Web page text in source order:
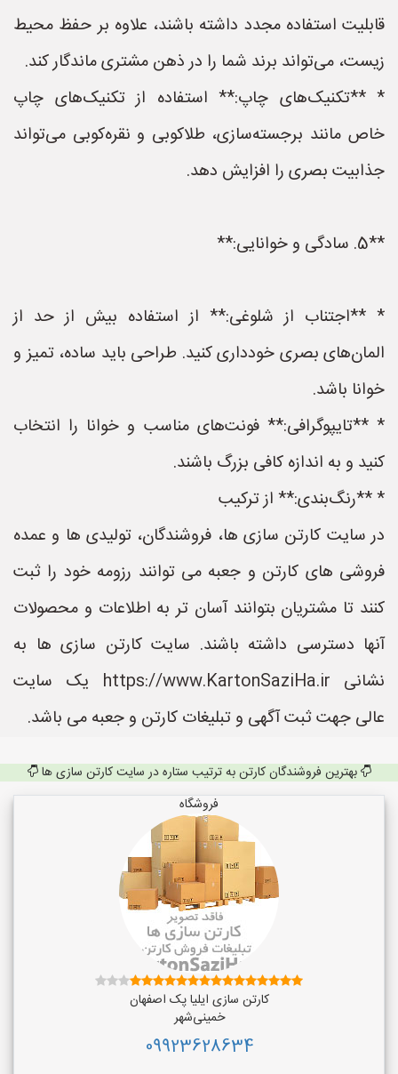
قابلیت استفاده مجدد داشته باشند، علاوه بر حفظ محیط
زیست، می‌تواند برند شما را در ذهن مشتری ماندگار کند.
* **تکنیک‌های چاپ:** استفاده از تکنیک‌های چاپ
خاص مانند برجسته‌سازی، طلاکوبی و نقره‌کوبی می‌تواند
جذابیت بصری را افزایش دهد.
**5. سادگی و خوانایی:**
* **اجتناب از شلوغی:** از استفاده بیش از حد از
المان‌های بصری خودداری کنید. طراحی باید ساده، تمیز و
خوانا باشد.
* **تایپوگرافی:** فونت‌های مناسب و خوانا را انتخاب
کنید و به اندازه کافی بزرگ باشند.
* **رنگ‌بندی:** از ترکیب
در سایت کارتن سازی ها، فروشندگان، تولیدی ها و عمده
فروشی های کارتن و جعبه می توانند رزومه خود را ثبت
کنند تا مشتریان بتوانند آسان تر به اطلاعات و محصولات
آنها دسترسی داشته باشند. سایت کارتن سازی ها به
نشانی https://www.KartonSaziHa.ir یک سایت
عالی جهت ثبت آگهی و تبلیغات کارتن و جعبه می باشد.
بهترین فروشندگان کارتن به ترتیب ستاره در سایت کارتن سازی ها
فروشگاه
کارتن سازی ایلیا پک اصفهان
خمینی‌شهر
09923628634